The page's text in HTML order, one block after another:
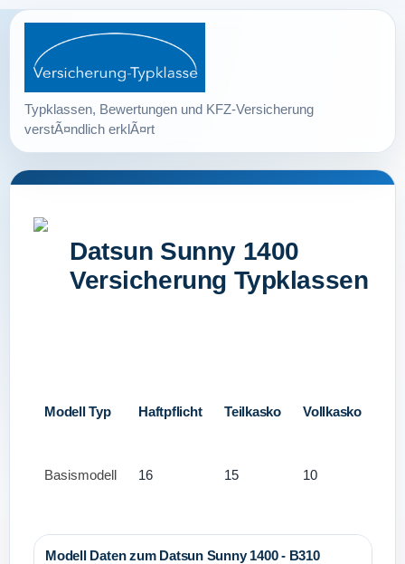
Datsun Sunny 1400
Versicherung Typklassen
Modell Typ Haftpflicht Teilkasko Vollkasko
Basismodell 16 15 10
Modell Daten zum Datsun Sunny 1400 - B310